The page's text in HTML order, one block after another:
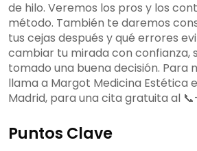
de hilo. Veremos los pros y los
método. También te daremos
tus cejas después y qué errores
cambiar tu mirada con confianza,
tomado una buena decisión. Para
llama a Margot Medicina Estética
Madrid, para una cita gratuita al
Puntos Clave